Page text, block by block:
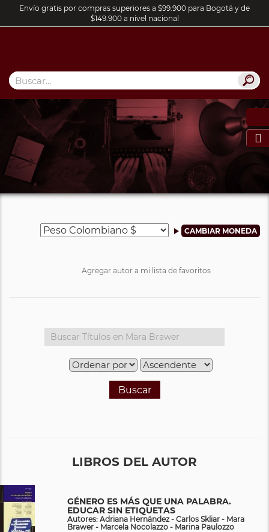
Envío gratis por compras superiores a $99.900 para Bogotá y de
$149.900 a nivel nacional

Agregar autor a mi lista de favoritos
Buscar
LIBROS DEL AUTOR
GÉNERO ES MÁS QUE UNA PALABRA.
EDUCAR SIN ETIQUETAS
Autores: Adriana Hernández - Carlos Skliar - Mara
Brawer - Marcela Nocolazzo - Marina Paulozzo